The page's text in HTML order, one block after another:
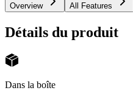
Overview All Features
Détails du produit
Dans la boîte